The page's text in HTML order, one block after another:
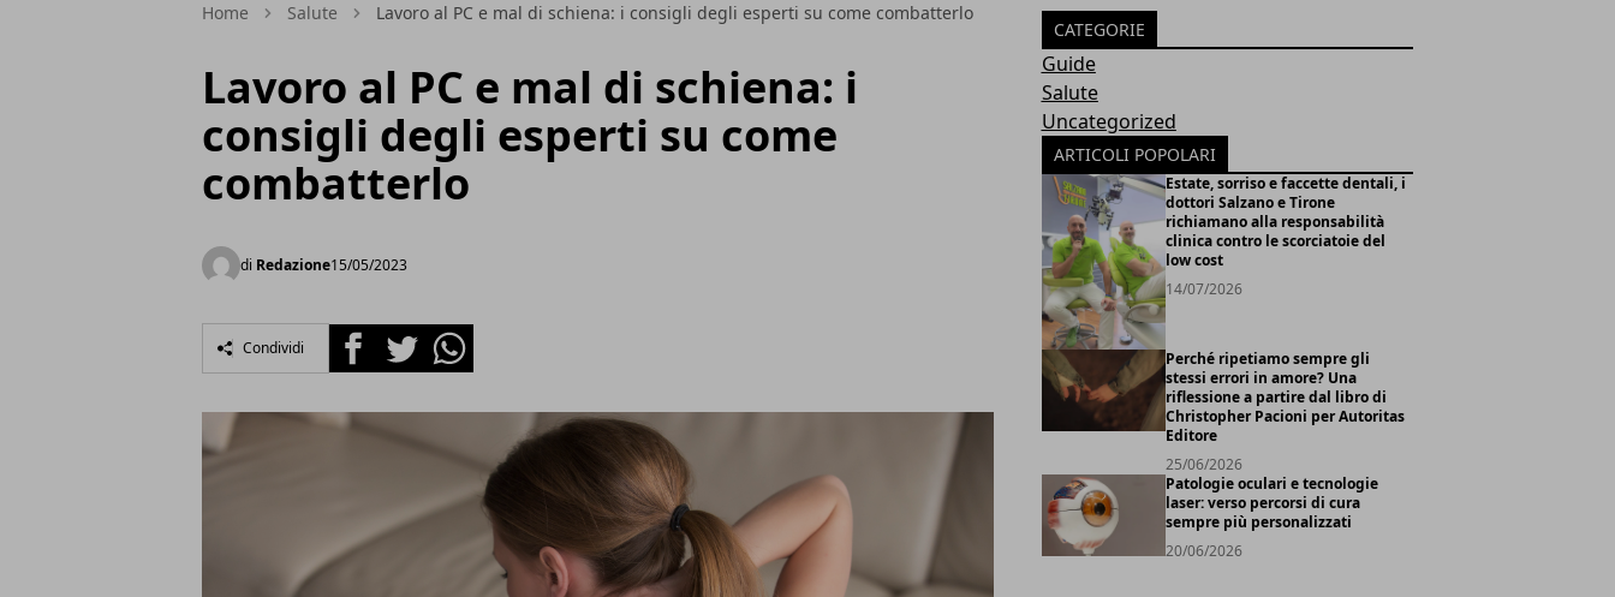
Home Salute Lavoro al PC e mal di schiena: i consigli degli esperti su come combatterlo
Lavoro al PC e mal di schiena: i
consigli degli esperti su come
combatterlo
di Redazione15/05/2023
Condividi FacebookTwitterWhatsapp
CATEGORIE
Guide
Salute
Uncategorized
ARTICOLI POPOLARI
Estate, sorriso e faccette dentali, i
dottori Salzano e Tirone
richiamano alla responsabilità
clinica contro le scorciatoie del
low cost
14/07/2026
Perché ripetiamo sempre gli
stessi errori in amore? Una
riflessione a partire dal libro di
Christopher Pacioni per Autoritas
Editore
25/06/2026
Patologie oculari e tecnologie
laser: verso percorsi di cura
sempre più personalizzati
20/06/2026